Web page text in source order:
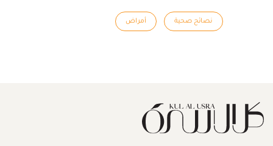
نصائح صحية أمراض